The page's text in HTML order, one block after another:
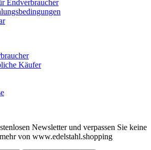
Endverbraucher
Käufer
Newsletter und verpassen Sie keine
von www.edelstahl.shopping